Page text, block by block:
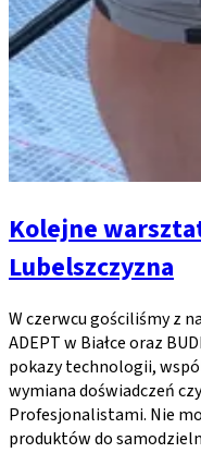
Kolejne
Lubelszczyzna
W czerwcu gościliśmy z
ADEPT w Białce oraz
pokazy technologii,
wymiana doświadczeń
Profesjonalistami. Nie
produktów do